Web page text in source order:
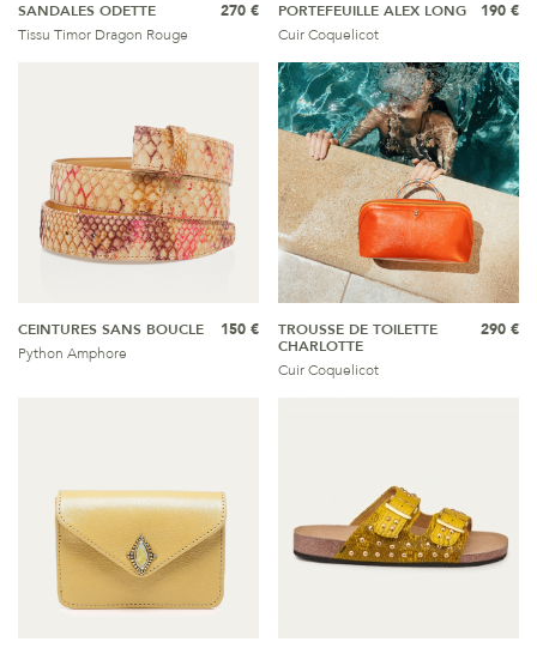
SANDALES ODETTE
Tissu Timor Dragon Rouge
270 €
PORTEFEUILLE ALEX LONG
Cuir Coquelicot
190 €
CEINTURES SANS BOUCLE
Python Amphore
150 €
TROUSSE DE TOILETTE
CHARLOTTE
Cuir Coquelicot
290 €